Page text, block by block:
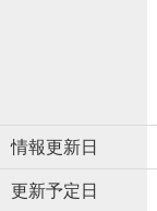
情報更新日
更新予定日